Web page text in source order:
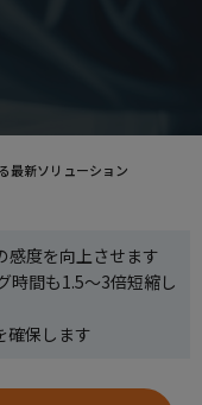
問い合わせ
最新ソリューション
感度を向上させます
時間も1.5～3倍短縮し
確保します